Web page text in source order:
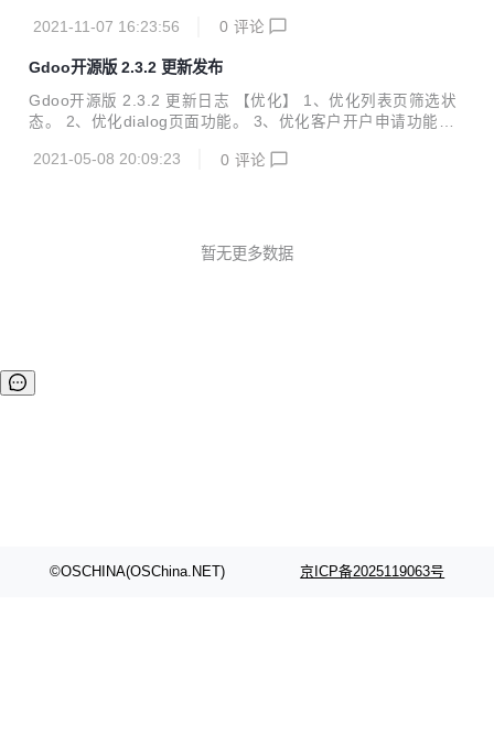
计算逻辑，配合新的物料清单计算原料使用功能。 4.首页加入
入销售订单统计部件。 【修复】 1.角色权限分配提交保存部
分丢失 2.销售订单参照未发货订单字段不完整 【下载地址】
码云下载地址：https://gitee.com/hawind/gdoo Github下载
地址：https://github.com/hawind/gdoo
2021-11-07 16:23:56 0 评论
Gdoo开源版 2.3.2 更新发布
Gdoo开源版 2.3.2 更新日志 【优化】 1、优化列表页筛选状
态。 2、优化dialog页面功能。 3、优化客户开户申请功能。
复】 1、修复列表页无法筛选状态。 2、修复应用权限无子表
gitee.com/hawind/gdoo
2021-05-08 20:09:23 0 评论
暂无更多数据
©OSCHINA(OSChina.NET) 京ICP备2025119063号